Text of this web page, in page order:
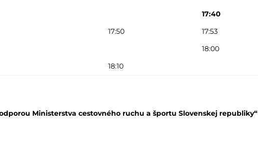
17:40
17:50
17:53
18:00
18:10
Ministerstva cestovného ruchu a športu Slovenskej republiky“